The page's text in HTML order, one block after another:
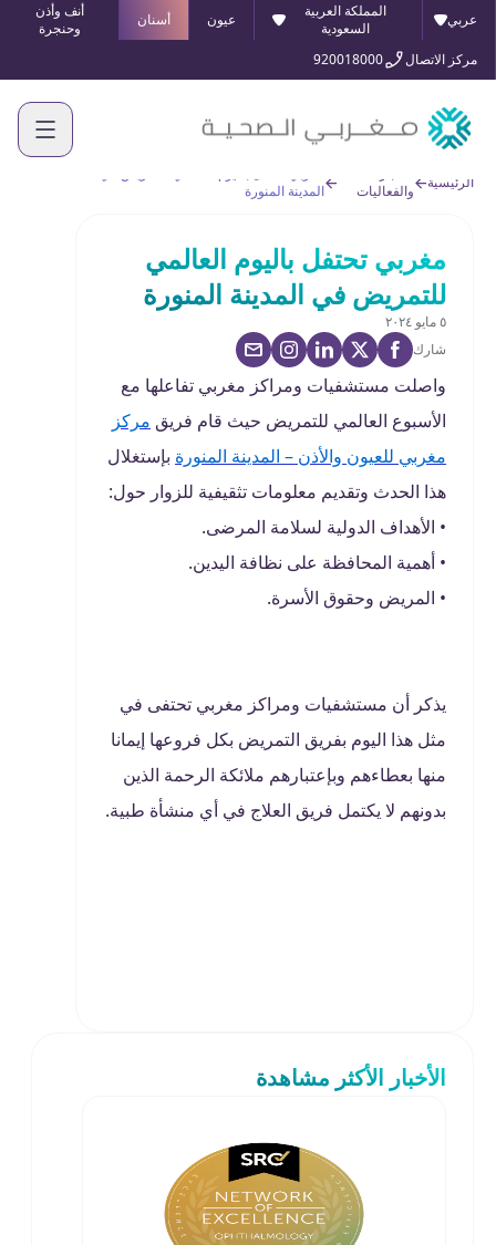
عربي
المملكة العربية
السعودية
عيون أسنان
أنف وأذن
وحنجرة
مركز الاتصال
920018000
الرئيسية
والفعاليات
المدينة المنورة
مغربي تحتفل باليوم العالمي
للتمريض في المدينة المنورة
٥ مايو ٢٠٢٤
شارك
واصلت مستشفيات ومراكز مغربي تفاعلها مع
الأسبوع العالمي للتمريض حيث قام فريق مركز
مغربي للعيون والأذن – المدينة المنورة بإستغلال
هذا الحدث وتقديم معلومات تثقيفية للزوار حول:
• الأهداف الدولية لسلامة المرضى.
• أهمية المحافظة على نظافة اليدين.
• المريض وحقوق الأسرة.
يذكر أن مستشفيات ومراكز مغربي تحتفى في
مثل هذا اليوم بفريق التمريض بكل فروعها إيمانا
منها بعطاءهم وبإعتبارهم ملائكة الرحمة الذين
بدونهم لا يكتمل فريق العلاج في أي منشأة طبية.
الأخبار الأكثر مشاهدة